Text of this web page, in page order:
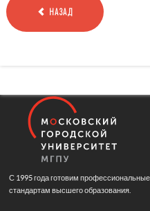
НАЗАД
С 1995 года готовим
стандартам высшего образования.